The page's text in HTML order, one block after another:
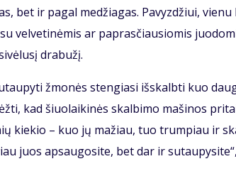
bet ir pagal medžiagas. Pavyzdžiui,
velvetinėmis ar paprasčiausiomis
drabužį.
žmonės stengiasi išskalbti kuo
kad šiuolaikinės skalbimo mašinos
kiekio – kuo jų mažiau, tuo trumpiau ir
juos apsaugosite, bet dar ir